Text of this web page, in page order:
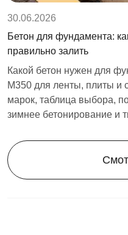
30.06.2026
Бетон для фундамента:
правильно залить
Какой бетон нужен для
М350 для ленты, плиты и
марок, таблица выбора,
зимнее бетонирование и